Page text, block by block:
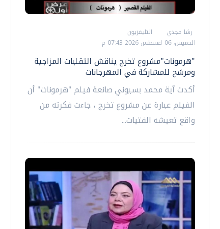
رشا مجدي
التليفزيون
الخميس، 06 اغسطس 2026 07:43 م
"هرمونات"مشروع تخرج يناقش التقلبات المزاجية
ومرشح للمشاركة في المهرجانات
أكدت آية محمد بسيوني صانعة فيلم "هرمونات" أن
الفيلم عبارة عن مشروع تخرج ، جاءت فكرته من
واقع تعيشه الفتيات...